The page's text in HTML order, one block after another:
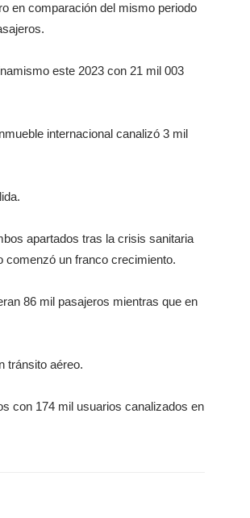
en comparación del mismo periodo
este 2023 con 21 mil 003
internacional canalizó 3 mil
apartados tras la crisis sanitaria
comenzó un franco crecimiento.
86 mil pasajeros mientras que en
tránsito aéreo.
con 174 mil usuarios canalizados en